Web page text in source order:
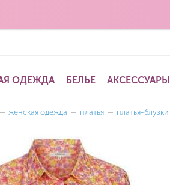
ОДЕЖДА БЕЛЬЕ АКСЕССУАРЫ
— женская одежда — платья — платья-блузки